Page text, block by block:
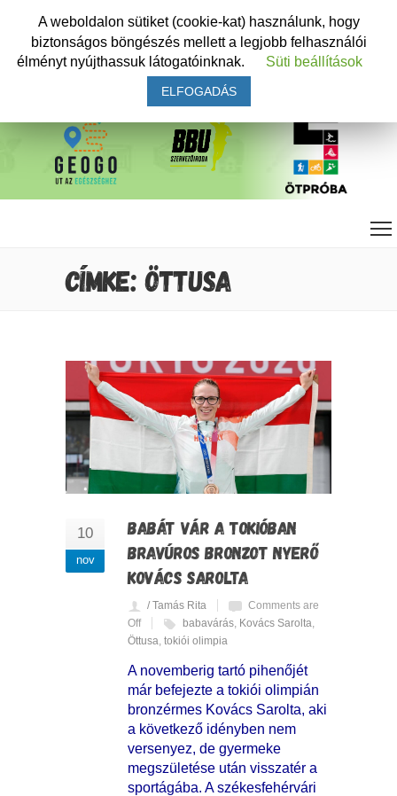
CÍMKE: ÖTTUSA
10
nov
BABÁT VÁR A TOKIÓBAN
BRAVÚROS BRONZOT NYERŐ
KOVÁCS SAROLTA
/ Tamás Rita
Comments are
Off
babavárás, Kovács Sarolta,
Öttusa, tokiói olimpia
A novemberig tartó pihenőjét
már befejezte a tokiói olimpián
bronzérmes Kovács Sarolta, aki
a következő idényben nem
versenyez, de gyermeke
megszületése után visszatér a
sportágába. A székesfehérvári
A weboldalon sütiket (cookie-kat) használunk, hogy
biztonságos böngészés mellett a legjobb felhasználói
élményt nyújthassuk látogatóinknak.
Süti beállítások
ELFOGADÁS